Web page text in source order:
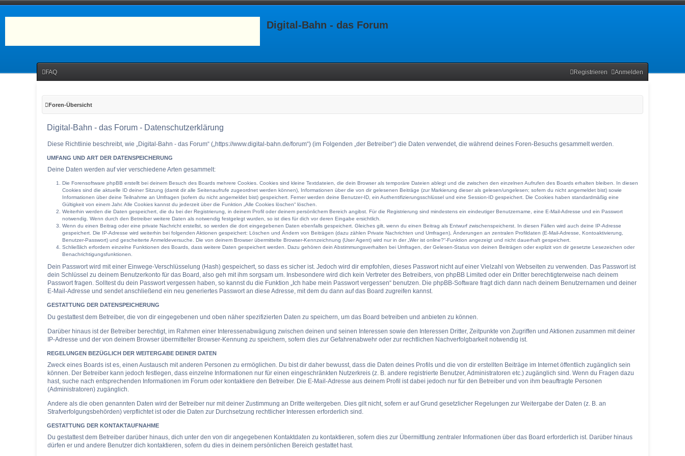
Digital-Bahn - das Forum
FAQ Anmelden
Registrieren
Foren-Übersicht
Digital-Bahn - das Forum - Datenschutzerklärung
Diese Richtlinie beschreibt, wie „Digital-Bahn - das Forum“ („https://www.digital-bahn.de/forum“) (im Folgenden „der Betreiber“) die Daten verwendet, die während deines Foren-Besuchs gesammelt werden.
UMFANG UND ART DER DATENSPEICHERUNG
Deine Daten werden auf vier verschiedene Arten gesammelt:
Die Forensoftware phpBB erstellt bei deinem Besuch des Boards mehrere Cookies. Cookies sind kleine Textdateien, die dein Browser als temporäre Dateien ablegt und die zwischen den einzelnen Aufrufen des Boards erhalten bleiben. In diesen
Cookies sind die aktuelle ID deiner Sitzung (damit dir alle Seitenaufrufe zugeordnet werden können), Informationen über die von dir gelesenen Beiträge (zur Markierung dieser als gelesen/ungelesen; sofern du nicht angemeldet bist) sowie
Informationen über deine Teilnahme an Umfragen (sofern du nicht angemeldet bist) gespeichert. Ferner werden deine Benutzer-ID, ein Authentifizierungsschlüssel und eine Session-ID gespeichert. Die Cookies haben standardmäßig eine
Gültigkeit von einem Jahr. Alle Cookies kannst du jederzeit über die Funktion „Alle Cookies löschen“ löschen.
Weiterhin werden die Daten gespeichert, die du bei der Registrierung, in deinem Profil oder deinem persönlichem Bereich angibst. Für die Registrierung sind mindestens ein eindeutiger Benutzername, eine E-Mail-Adresse und ein Passwort
notwendig. Wenn durch den Betreiber weitere Daten als notwendig festgelegt wurden, so ist dies für dich vor deren Eingabe ersichtlich.
Wenn du einen Beitrag oder eine private Nachricht erstellst, so werden die dort eingegebenen Daten ebenfalls gespeichert. Gleiches gilt, wenn du einen Beitrag als Entwurf zwischenspeicherst. In diesen Fällen wird auch deine IP-Adresse
gespeichert. Die IP-Adresse wird weiterhin bei folgenden Aktionen gespeichert: Löschen und Ändern von Beiträgen (dazu zählen Private Nachrichten und Umfragen), Änderungen an zentralen Profildaten (E-Mail-Adresse, Kontoaktivierung,
Benutzer-Passwort) und gescheiterte Anmeldeversuche. Die von deinem Browser übermittelte Browser-Kennzeichnung (User Agent) wird nur in der „Wer ist online?“-Funktion angezeigt und nicht dauerhaft gespeichert.
Schließlich erfordern einzelne Funktionen des Boards, dass weitere Daten gespeichert werden. Dazu gehören dein Abstimmungsverhalten bei Umfragen, der Gelesen-Status von deinen Beiträgen oder explizit von dir gesetzte Lesezeichen oder
Benachrichtigungsfunktionen.
Dein Passwort wird mit einer Einwege-Verschlüsselung (Hash) gespeichert, so dass es sicher ist. Jedoch wird dir empfohlen, dieses Passwort nicht auf einer Vielzahl von Webseiten zu verwenden. Das Passwort ist
dein Schlüssel zu deinem Benutzerkonto für das Board, also geh mit ihm sorgsam um. Insbesondere wird dich kein Vertreter des Betreibers, von phpBB Limited oder ein Dritter berechtigterweise nach deinem
Passwort fragen. Solltest du dein Passwort vergessen haben, so kannst du die Funktion „Ich habe mein Passwort vergessen“ benutzen. Die phpBB-Software fragt dich dann nach deinem Benutzernamen und deiner
E-Mail-Adresse und sendet anschließend ein neu generiertes Passwort an diese Adresse, mit dem du dann auf das Board zugreifen kannst.
GESTATTUNG DER DATENSPEICHERUNG
Du gestattest dem Betreiber, die von dir eingegebenen und oben näher spezifizierten Daten zu speichern, um das Board betreiben und anbieten zu können.
Darüber hinaus ist der Betreiber berechtigt, im Rahmen einer Interessenabwägung zwischen deinen und seinen Interessen sowie den Interessen Dritter, Zeitpunkte von Zugriffen und Aktionen zusammen mit deiner
IP-Adresse und der von deinem Browser übermittelter Browser-Kennung zu speichern, sofern dies zur Gefahrenabwehr oder zur rechtlichen Nachverfolgbarkeit notwendig ist.
REGELUNGEN BEZÜGLICH DER WEITERGABE DEINER DATEN
Zweck eines Boards ist es, einen Austausch mit anderen Personen zu ermöglichen. Du bist dir daher bewusst, dass die Daten deines Profils und die von dir erstellten Beiträge im Internet öffentlich zugänglich sein
können. Der Betreiber kann jedoch festlegen, dass einzelne Informationen nur für einen eingeschränkten Nutzerkreis (z. B. andere registrierte Benutzer, Administratoren etc.) zugänglich sind. Wenn du Fragen dazu
hast, suche nach entsprechenden Informationen im Forum oder kontaktiere den Betreiber. Die E-Mail-Adresse aus deinem Profil ist dabei jedoch nur für den Betreiber und von ihm beauftragte Personen
(Administratoren) zugänglich.
Andere als die oben genannten Daten wird der Betreiber nur mit deiner Zustimmung an Dritte weitergeben. Dies gilt nicht, sofern er auf Grund gesetzlicher Regelungen zur Weitergabe der Daten (z. B. an
Strafverfolgungsbehörden) verpflichtet ist oder die Daten zur Durchsetzung rechtlicher Interessen erforderlich sind.
GESTATTUNG DER KONTAKTAUFNAHME
Du gestattest dem Betreiber darüber hinaus, dich unter den von dir angegebenen Kontaktdaten zu kontaktieren, sofern dies zur Übermittlung zentraler Informationen über das Board erforderlich ist. Darüber hinaus
dürfen er und andere Benutzer dich kontaktieren, sofern du dies in deinem persönlichen Bereich gestattet hast.